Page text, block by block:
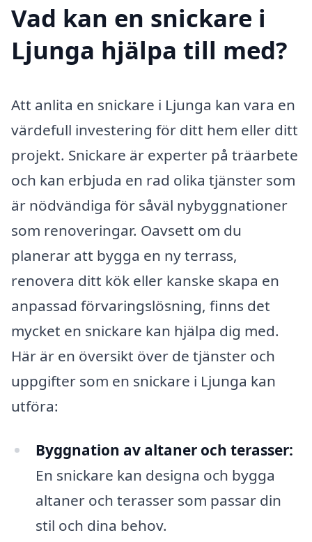
Vad kan en snickare i
Ljunga hjälpa till med?
Att anlita en snickare i Ljunga kan vara en
värdefull investering för ditt hem eller ditt
projekt. Snickare är experter på träarbete
och kan erbjuda en rad olika tjänster som
är nödvändiga för såväl nybyggnationer
som renoveringar. Oavsett om du
planerar att bygga en ny terrass,
renovera ditt kök eller kanske skapa en
anpassad förvaringslösning, finns det
mycket en snickare kan hjälpa dig med.
Här är en översikt över de tjänster och
uppgifter som en snickare i Ljunga kan
utföra:
Byggnation av altaner och terasser:
En snickare kan designa och bygga
altaner och terasser som passar din
stil och dina behov.